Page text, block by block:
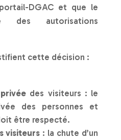
DGAC et que le
des autorisations
cette décision :
des visiteurs : le
des personnes et
être respecté.
visiteurs : la chute d’un